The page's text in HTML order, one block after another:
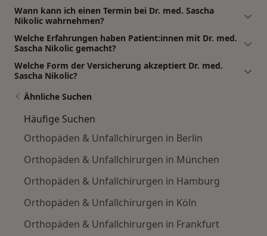
Wann kann ich einen Termin bei Dr. med. Sascha
Nikolic wahrnehmen?
Welche Erfahrungen haben Patient:innen mit Dr. med.
Sascha Nikolic gemacht?
Welche Form der Versicherung akzeptiert Dr. med.
Sascha Nikolic?
Ähnliche Suchen
Häufige Suchen
Orthopäden & Unfallchirurgen in Berlin
Orthopäden & Unfallchirurgen in München
Orthopäden & Unfallchirurgen in Hamburg
Orthopäden & Unfallchirurgen in Köln
Orthopäden & Unfallchirurgen in Frankfurt